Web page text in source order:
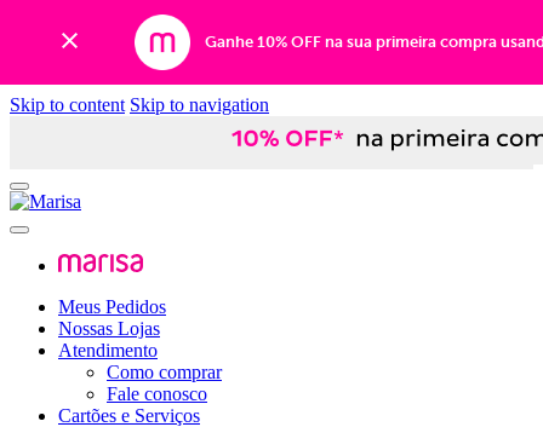
Ganhe 10% OFF na sua primeira compra
Skip to content Skip to navigation
Meus Pedidos
Nossas Lojas
Atendimento
Como comprar
Fale conosco
Cartões e Serviços